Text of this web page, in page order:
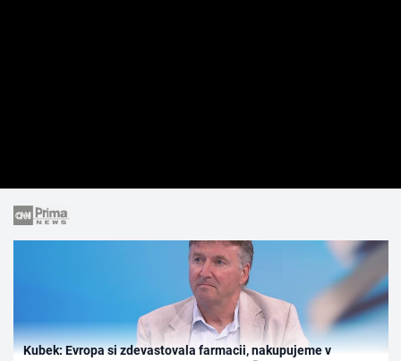
Kubek: Evropa si zdevastovala farmacii, nakupujeme v